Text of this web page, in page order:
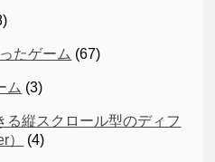
たゲーム (67)
ム (3)
る縦スクロール型のディフ
）
(4)